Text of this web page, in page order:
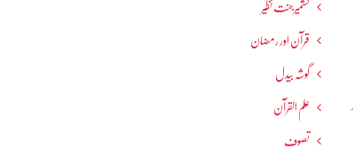
کشمیرجنت نظیر
قرآن اور رمضان
گوشہ بیدل
علم القرآن
تصوف